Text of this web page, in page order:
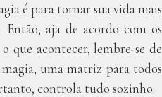
é para tornar sua vida mais
aja de acordo com os
que acontecer, lembre-se de
uma matriz para todos
controla tudo sozinho.